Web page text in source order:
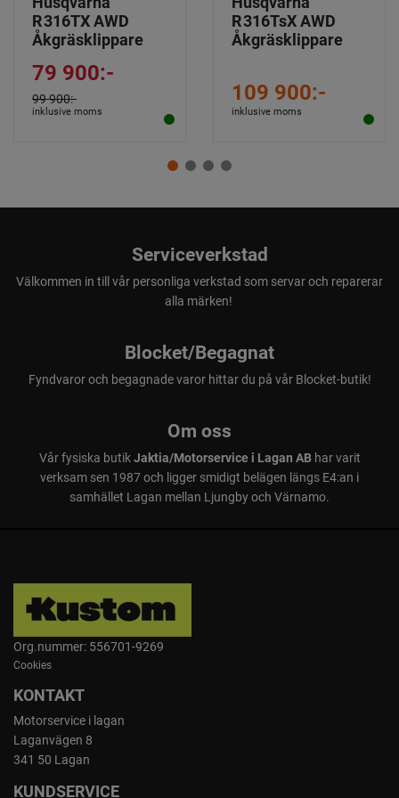
R 316TX AWD
Åkgräsklippare
79 900:-
99 900:-
inklusive moms
R 316TsX AWD
Åkgräsklippare
109 900:-
inklusive moms
Serviceverkstad
Välkommen in till vår personliga verkstad som servar och reparerar
alla märken!
Blocket/Begagnat
Fyndvaror och begagnade varor hittar du på vår Blocket-butik!
Om oss
Vår fysiska butikJaktia/Motorservice i Lagan ABhar varit
verksam sen 1987 och ligger smidigt belägen längs E4:an i
samhället Lagan mellan Ljungby och Värnamo.
Org.nummer: 556701-9269
Cookies
KONTAKT
Motorservice i lagan
Laganvägen 8
341 50 Lagan
KUNDSERVICE